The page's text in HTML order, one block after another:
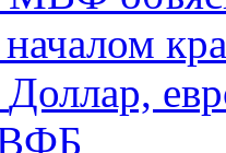
началом
Доллар,